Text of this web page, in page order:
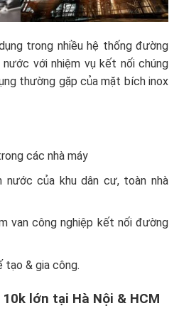
trong nhiều hệ thống đường
với nhiệm vụ kết nối chúng
thường gặp của mặt bích inox
các nhà máy
nước của khu dân cư, toàn nhà
van công nghiệp kết nối đường
tạo & gia công.
lớn tại Hà Nội & HCM